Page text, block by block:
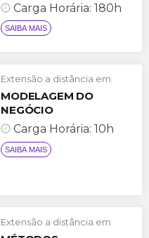
Carga Horária: 180h
Extensão a distância em
MODELAGEM DO
NEGÓCIO
Carga Horária: 10h
Extensão a distância em